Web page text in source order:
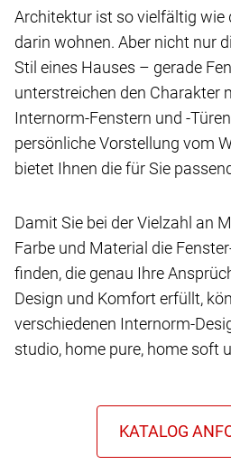
Architektur ist so vielfältig wie
darin wohnen. Aber nicht nur
Stil eines Hauses – gerade
unterstreichen den Charakter
Internorm-Fenstern und -
persönliche Vorstellung vom
bietet Ihnen die für Sie
Damit Sie bei der Vielzahl an
Farbe und Material die
finden, die genau Ihre
Design und Komfort erfüllt,
verschiedenen Internorm-
studio, home pure, home soft